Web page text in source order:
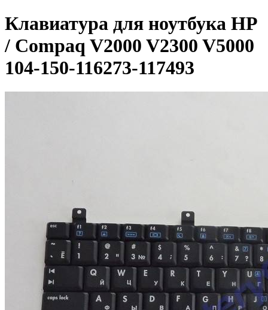
Клавиатура для ноутбука HP
/ Compaq V2000 V2300 V5000
104-150-116273-117493